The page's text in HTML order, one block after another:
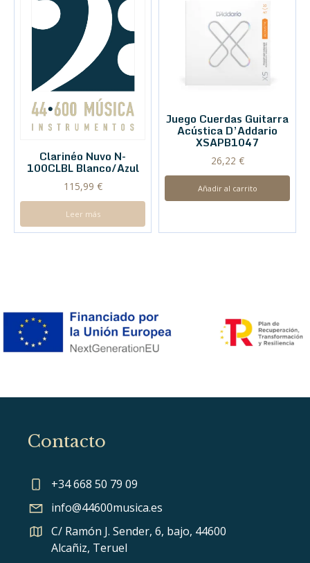
Clarinéo Nuvo N-
100CLBL Blanco/Azul
115,99 €
Leer más
Juego Cuerdas Guitarra
Acústica D’Addario
XSAPB1047
26,22 €
Añadir al carrito
Contacto
+34 668 50 79 09
info@44600musica.es
C/ Ramón J. Sender, 6, bajo, 44600
Alcañiz, Teruel